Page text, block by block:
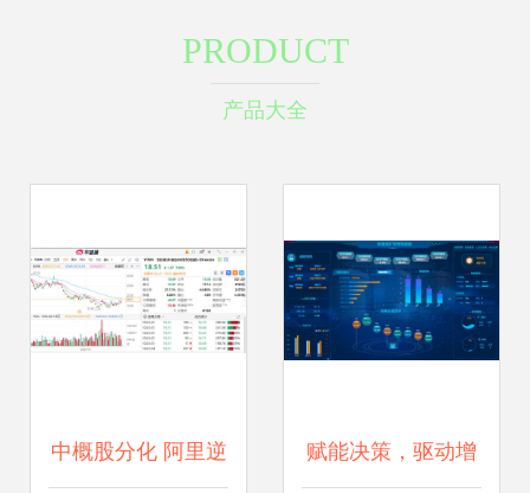
PRODUCT
产品大全
中概股分化 阿里逆 赋能决策，驱动增